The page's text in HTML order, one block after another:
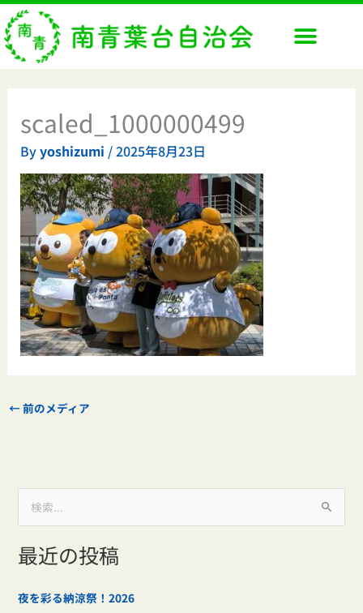
内
容
を
ス
キ
scaled_1000000499
Byyoshizumi /2025年8月23日
←前のメディア
索
対
:
最近の投稿
夜を彩る納涼祭！2026